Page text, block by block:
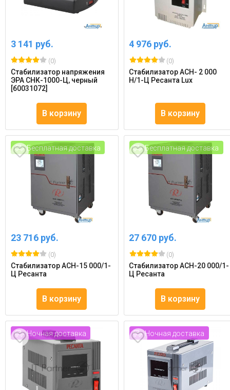
3 141 руб.
(0)
Стабилизатор напряжения
ЭРА СНК-1000-Ц, черный
[б0031072]
В корзину
4 976 руб.
(0)
Стабилизатор АСН- 2 000
Н/1-Ц Ресанта Lux
В корзину
Бесплатная доставка
23 716 руб.
(0)
Стабилизатор АСН-15 000/1-
Ц Ресанта
В корзину
Бесплатная доставка
27 670 руб.
(0)
Стабилизатор АСН-20 000/1-
Ц Ресанта
В корзину
Ночная доставка Ночная доставка